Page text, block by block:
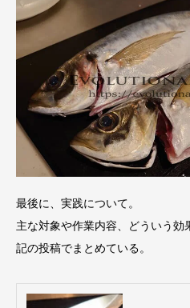
最後に、実践について。
主な対象や作業内容、どういう
記の投稿でまとめている。